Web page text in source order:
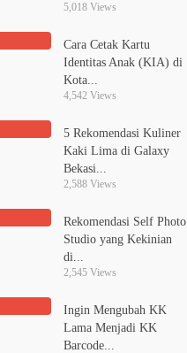
5,018 Views
Cara Cetak Kartu
Identitas Anak (KIA) di
Kota...
4,542 Views
5 Rekomendasi Kuliner
Kaki Lima di Galaxy
Bekasi...
2,588 Views
Rekomendasi Self Photo
Studio yang Kekinian
di...
2,545 Views
Ingin Mengubah KK
Lama Menjadi KK
Barcode...